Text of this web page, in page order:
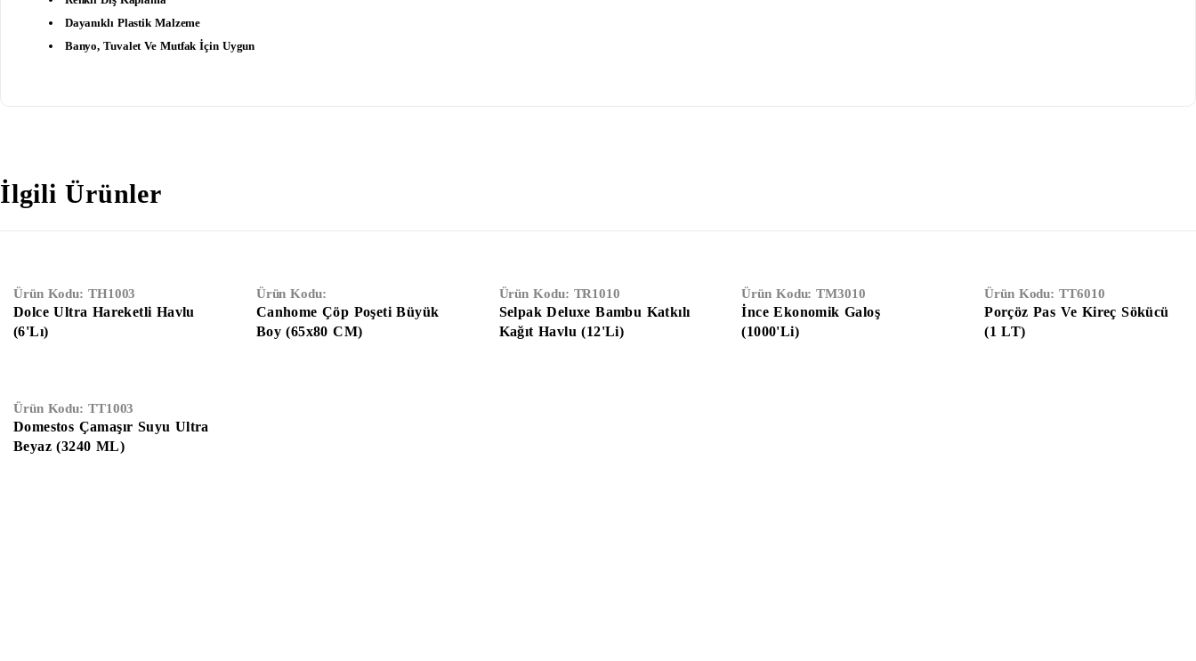
Dayanıklı Plastik Malzeme
Banyo, Tuvalet Ve Mutfak İçin Uygun
İlgili Ürünler
Ürün Kodu: TH1003
Dolce Ultra Hareketli Havlu
(6'Lı)
Ürün Kodu:
Canhome Çöp Poşeti Büyük
Boy (65x80 CM)
Ürün Kodu: TR1010
Selpak Deluxe Bambu Katkılı
Kağıt Havlu (12'Li)
Ürün Kodu:TM3010
İnce Ekonomik Galoş
(1000'Li)
Ürün Kodu:TT6010
Porçöz Pas Ve Kireç Sökücü
(1 LT)
Ürün Kodu: TT1003
Domestos Çamaşır Suyu Ultra
Beyaz (3240 ML)